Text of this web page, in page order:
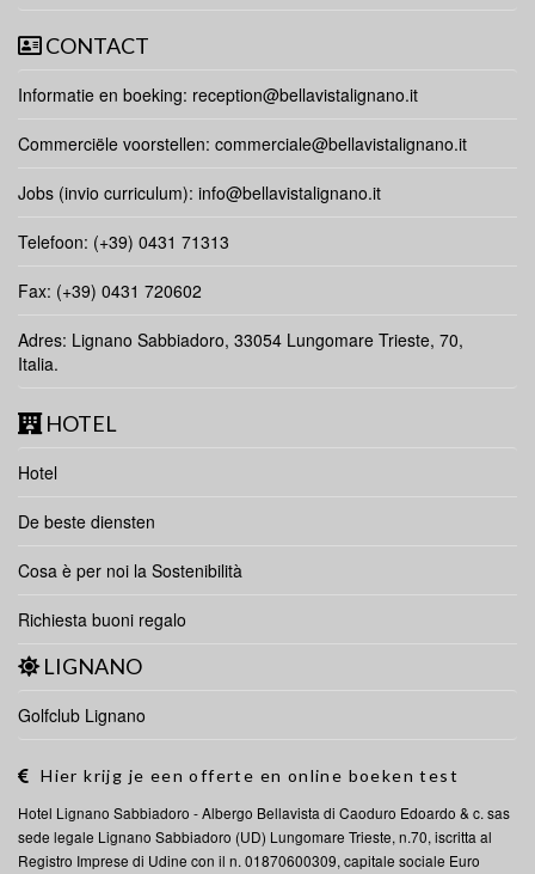
CONTACT
Informatie en boeking: reception@bellavistalignano.it
Commerciële voorstellen: commerciale@bellavistalignano.it
Jobs (invio curriculum): info@bellavistalignano.it
Telefoon: (+39) 0431 71313
Fax: (+39) 0431 720602
Adres: Lignano Sabbiadoro, 33054 Lungomare Trieste, 70,
Italia.
HOTEL
Hotel
De beste diensten
Cosa è per noi la Sostenibilità
Richiesta buoni regalo
LIGNANO
Golfclub Lignano
Hier krijg je een offerte en online boeken test
Hotel Lignano Sabbiadoro -Albergo Bellavista di Caoduro Edoardo & c. sas
sede legale Lignano Sabbiadoro (UD) Lungomare Trieste, n.70, iscritta al
Registro Imprese di Udine con il n. 01870600309, capitale sociale Euro